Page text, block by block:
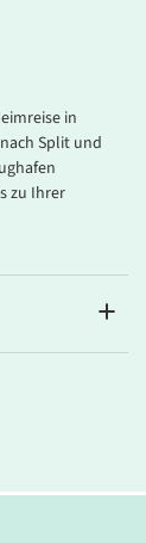
in
Split und
zu Ihrer
ca. 14-15
Fenster. Die